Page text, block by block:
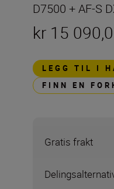
D7500 + AF-S
kr 15
LEGG TIL I
FINN EN
Gratis frakt